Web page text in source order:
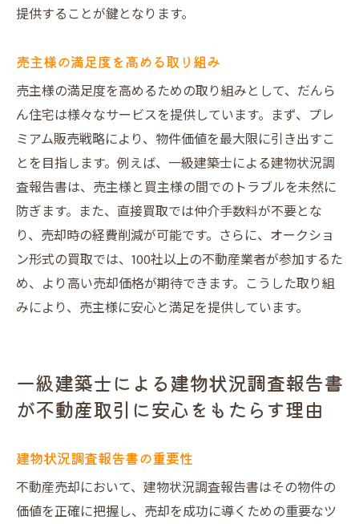
提供することが鍵となります。
売主様の満足度を高める取り組み
売主様の満足度を高めるための取り組みとして、だんら
ん住宅は様々なサービスを提供しています。まず、プレ
ミアム販売戦略により、物件価値を最大限に引き出すこ
とを目指します。例えば、一級建築士による建物状況調
査報告書は、売主様と買主様の間でのトラブルを未然に
防ぎます。また、直接買取では仲介手数料が不要とな
り、売却時の経費削減が可能です。さらに、オークショ
ン形式の買取では、100社以上の不動産業者が参加するた
め、より高い売却価格が期待できます。こうした取り組
みにより、売主様に安心と満足を提供しています。
一級建築士による建物状況調査報告書
が不動産取引に安心をもたらす理由
建物状況調査報告書の重要性
不動産売却において、建物状況調査報告書はその物件の
価値を正確に把握し、売却を成功に導くための重要なツ